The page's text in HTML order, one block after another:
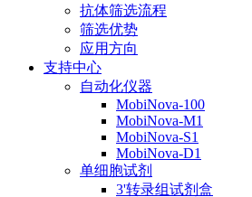
抗体筛选流程
筛选优势
应用方向
支持中心
自动化仪器
MobiNova-100
MobiNova-M1
MobiNova-S1
MobiNova-D1
单细胞试剂
3'转录组试剂盒